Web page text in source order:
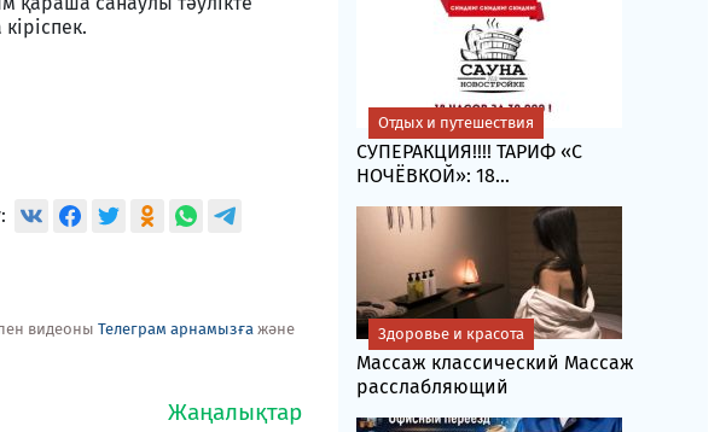
видеоны Телеграм арнамызға және
СУПЕРАКЦИЯ!!!! ТАРИФ «C
НОЧЁВКОЙ»: 18...
Отдых и путешествия
Массаж классический Массаж
расслабляющий
Здоровье и красота